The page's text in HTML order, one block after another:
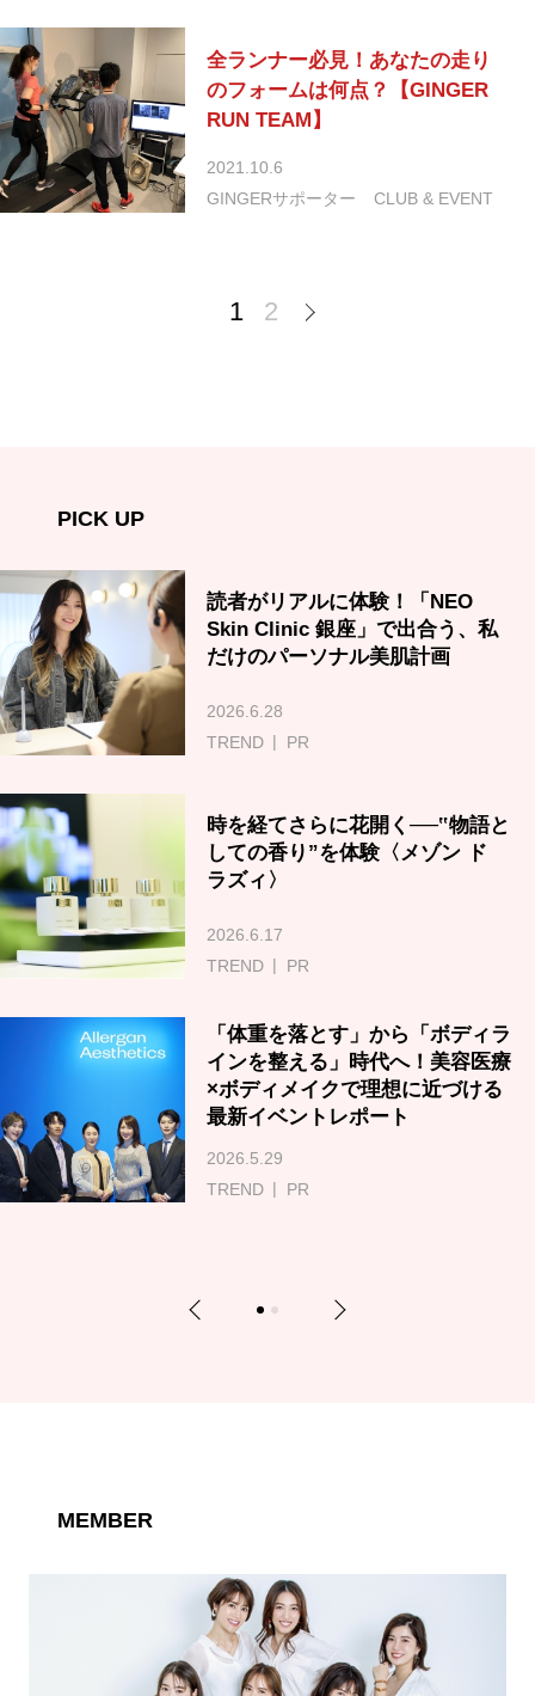
全ランナー必見！あなたの走り
のフォームは何点？【GINGER
RUN TEAM】
2021.10.6
GINGERサポーター
CLUB & EVENT
1 2
PICK UP
読者がリアルに体験！「NEO
Skin Clinic 銀座」で出合う、私
だけのパーソナル美肌計画
2026.6.28
TREND
PR
時を経てさらに花開く──‟物語と
しての香り”を体験〈メゾン ド
ラズィ〉
2026.6.17
TREND
PR
「体重を落とす」から「ボディラ
インを整える」時代へ！美容医療
×ボディメイクで理想に近づける
最新イベントレポート
2026.5.29
TREND
PR
Previous 1 2 Next
MEMBER